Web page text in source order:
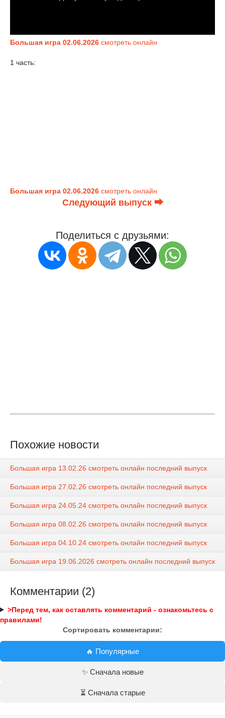
Большая игра 02.06.2026 смотреть онлайн
1 часть:
Большая игра 02.06.2026 смотреть онлайн
Следующий выпуск ⮕
Поделиться с друзьями:
Похожие новости
Большая игра 13.02.26 смотреть онлайн последний выпуск
Большая игра 27.02.26 смотреть онлайн последний выпуск
Большая игра 24.05.24 смотреть онлайн последний выпуск
Большая игра 08.02.26 смотреть онлайн последний выпуск
Большая игра 04.10.24 смотреть онлайн последний выпуск
Большая игра 19.06.2026 смотреть онлайн последний выпуск
Комментарии (2)
>Перед тем, как оставлять комментарий - ознакомьтесь с
правилами!
Сортировать комментарии:
🔥 Популярные
✨ Сначала новые
⏳ Сначала старые